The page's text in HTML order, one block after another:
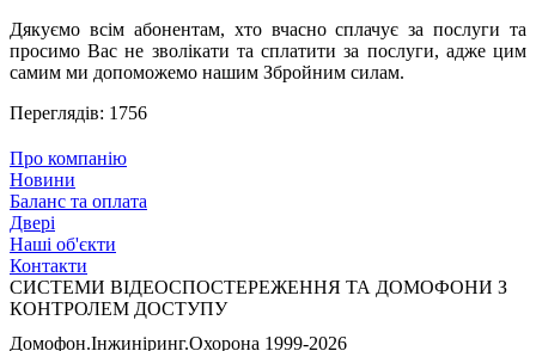
Дякуємо всім абонентам, хто вчасно сплачує за послуги та
просимо Вас не зволікати та сплатити за послуги, адже цим
самим ми допоможемо нашим Збройним силам.
Переглядів: 1756
Про компанію
Новини
Баланс та оплата
Двері
Наші об'єкти
Контакти
СИСТЕМИ ВІДЕОСПОСТЕРЕЖЕННЯ ТА ДОМОФОНИ З
КОНТРОЛЕМ ДОСТУПУ
Домофон.Інжиніринг.Охорона 1999-2026